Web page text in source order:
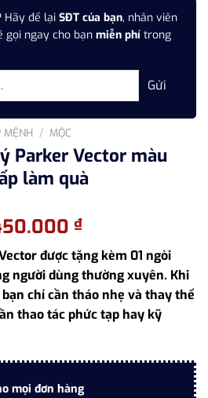
Hãy để lại SĐT của bạn, nhân viên
gọi ngay cho bạn miễn phí trong
MỆNH / MỘC
Parker Vector màu
làm quà
₫.
₫Giá
hiện
tại
là:
1.450.000 ₫.
được tặng kèm 01 ngòi
người dùng thường xuyên. Khi
chỉ cần tháo nhẹ và thay thế
thao tác phức tạp hay kỹ
mọi đơn hàng